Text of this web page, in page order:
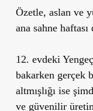
Özetle, aslan ve
ana sahne
12. evdeki
bakarken gerçek
altmışlığı ise
ve güvenilir